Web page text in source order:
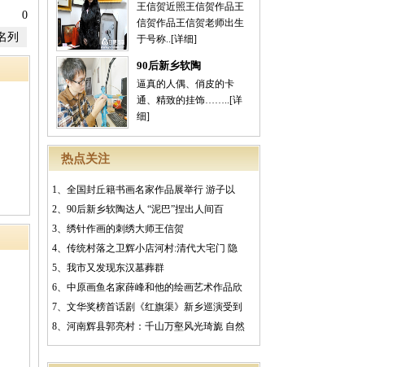
王信贺近照王信贺作品王
信贺作品王信贺老师出生
于号称..[详细]
90后新乡软陶
逼真的人偶、俏皮的卡
通、精致的挂饰……..[详
细]
热点关注
1、 全国封丘籍书画名家作品展举行 游子以
2、 90后新乡软陶达人 “泥巴”捏出人间百
3、 绣针作画的刺绣大师王信贺
4、 传统村落之卫辉小店河村:清代大宅门 隐
5、 我市又发现东汉墓葬群
6、 中原画鱼名家薛峰和他的绘画艺术作品欣
7、 文华奖榜首话剧《红旗渠》新乡巡演受到
8、 河南辉县郭亮村：千山万壑风光琦旎 自然
0
列